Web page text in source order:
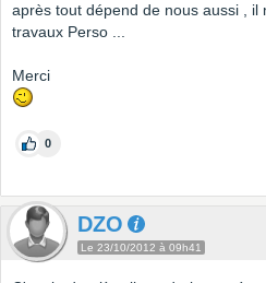
après tout dépend de nous aussi , il
travaux Perso ...
Merci
0
DZO
Le 23/10/2012 à 09h41